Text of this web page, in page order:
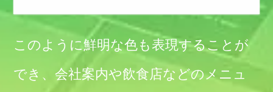
このように鮮明な色も表現することが
でき、会社案内や飲食店などのメニュ